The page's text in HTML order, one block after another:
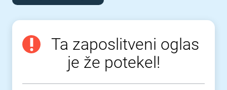
Ta zaposlitveni oglas
je že potekel!